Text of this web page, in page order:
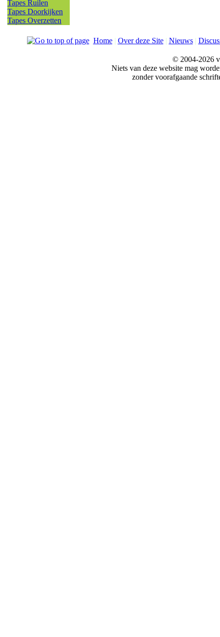
Tapes Ruilen
Tapes Doorkijken
Tapes Overzetten
Home| Over deze Site| Nieuws|
© 2004-2026
Niets van deze website mag
zonder voorafgaande